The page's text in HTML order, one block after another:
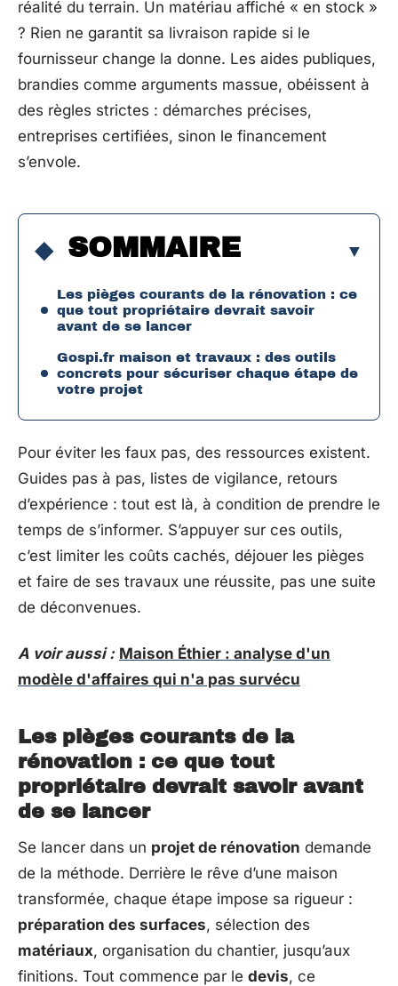
réalité du terrain. Un matériau affiché « en stock »
? Rien ne garantit sa livraison rapide si le
fournisseur change la donne. Les aides publiques,
brandies comme arguments massue, obéissent à
des règles strictes : démarches précises,
entreprises certifiées, sinon le financement
s’envole.
SOMMAIRE
Les pièges courants de la rénovation : ce
que tout propriétaire devrait savoir
avant de se lancer
Gospi.fr maison et travaux : des outils
concrets pour sécuriser chaque étape de
votre projet
Pour éviter les faux pas, des ressources existent.
Guides pas à pas, listes de vigilance, retours
d’expérience : tout est là, à condition de prendre le
temps de s’informer. S’appuyer sur ces outils,
c’est limiter les coûts cachés, déjouer les pièges
et faire de ses travaux une réussite, pas une suite
de déconvenues.
A voir aussi : Maison Éthier : analyse d'un
modèle d'affaires qui n'a pas survécu
Les pièges courants de la
rénovation : ce que tout
propriétaire devrait savoir avant
de se lancer
Se lancer dans un projet de rénovation demande
de la méthode. Derrière le rêve d’une maison
transformée, chaque étape impose sa rigueur :
préparation des surfaces, sélection des
matériaux, organisation du chantier, jusqu’aux
finitions. Tout commence par le devis, ce